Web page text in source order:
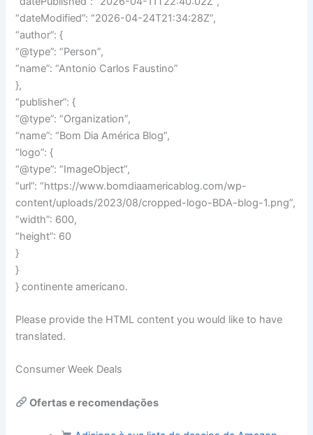
“dateModified”: “2026-04-24T21:34:28Z”,
“author”: {
“@type”: “Person”,
“name”: “Antonio Carlos Faustino”
},
“publisher”: {
“@type”: “Organization”,
“name”: “Bom Dia América Blog”,
“logo”: {
“@type”: “ImageObject”,
“url”: “https://www.bomdiaamericablog.com/wp-
content/uploads/2023/08/cropped-logo-BDA-blog-1.png”,
“width”: 600,
“height”: 60
}
}
} continente americano.
Please provide the HTML content you would like to have
translated.
Consumer Week Deals
Ofertas e recomendações